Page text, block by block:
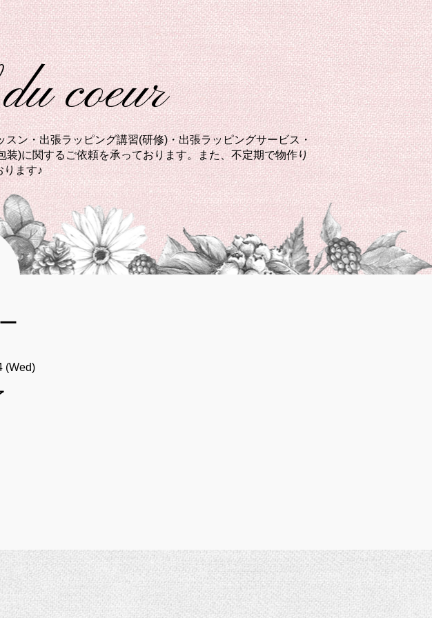
coeur
ン・出張ラッピング講習(研修)・出張ラッピングサービス・
)に関するご依頼を承っております。また、不定期で物作り
ります♪
(Wed)